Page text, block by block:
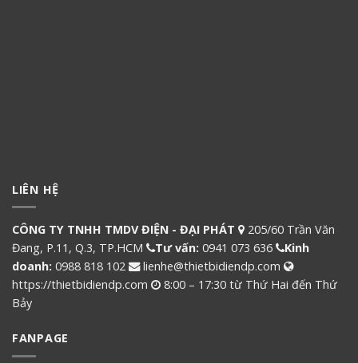
LIÊN HỆ
CÔNG TY TNHH TMDV ĐIỆN - ĐẠI PHÁT
205/60 Trần Văn
Đang, P.11, Q.3, TP.HCM
Tư vấn: 0941 073 636
Kinh
doanh: 0988 818 102
lienhe@thietbidiendp.com
https://thietbidiendp.com
8:00 – 17:30 từ Thứ Hai đến Thứ
Bảy
FANPAGE